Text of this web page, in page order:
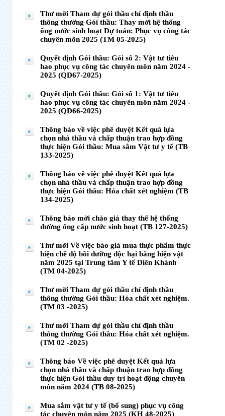
Thư mời Tham dự gói thầu chỉ định thầu
thông thường Gói thầu: Thay mới hệ thống
ống nước sinh hoạt Dự toán: Phục vụ công tác
chuyên môn 2025 (TM 05-2025)
Quyết định Gói thầu: Gói số 2: Vật tư tiêu
hao phục vụ công tác chuyên môn năm 2024 -
2025 (QD67-2025)
Quyết định Gói thầu: Gói số 1: Vật tư tiêu
hao phục vụ công tác chuyên môn năm 2024 -
2025 (QD66-2025)
Thông báo về việc phê duyệt Kết quả lựa
chọn nhà thầu và chấp thuận trao hợp đồng
thực hiện Gói thầu: Mua sắm Vật tư y tế (TB
133-2025)
Thông báo về việc phê duyệt Kết quả lựa
chọn nhà thầu và chấp thuận trao hợp đồng
thực hiện Gói thầu: Hóa chất xét nghiệm (TB
134-2025)
Thông báo mời chào giá thay thế hệ thống
đường ống cấp nước sinh hoạt (TB 127-2025)
Thư mời Về việc báo giá mua thực phẩm thực
hiện chế độ bồi dưỡng độc hại bằng hiện vật
năm 2025 tại Trung tâm Y tế Diên Khánh
(TM 04-2025)
Thư mời Tham dự gói thầu chỉ định thầu
thông thường Gói thầu: Hóa chất xét nghiệm.
(TM 03 -2025)
Thư mời Tham dự gói thầu chỉ định thầu
thông thường Gói thầu: Hóa chất xét nghiệm.
(TM 02 -2025)
Thông báo Về việc phê duyệt Kết quả lựa
chọn nhà thầu và chấp thuận trao hợp đồng
thực hiện Gói thầu duy trì hoạt động chuyên
môn năm 2024 (TB 08-2025)
Mua sắm vật tư y tế (bổ sung) phục vụ công
tác chuyên môn năm 2025 (KH 48-2025)